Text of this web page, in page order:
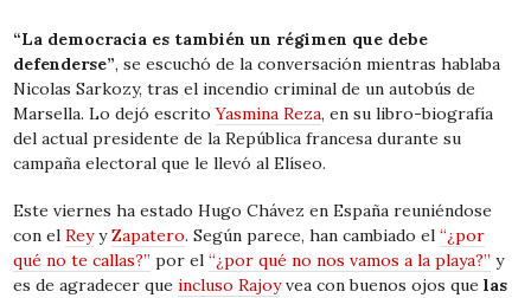
“La democracia es también un régimen que debe
defenderse”, se escuchó de la conversación mientras hablaba
Nicolas Sarkozy, tras el incendio criminal de un autobús de
Marsella. Lo dejó escritoYasmina Reza, en su libro-biografía
del actual presidente de la República francesa durante su
campaña electoral que le llevó al Elíseo.
Este viernes ha estado Hugo Chávez en España reuniéndose
con elReyyZapatero. Según parece, han cambiado el“¿por
qué no te callas?” por el“¿por qué no nos vamos a la playa?” y
es de agradecer queincluso Rajoyvea con buenos ojos quelas